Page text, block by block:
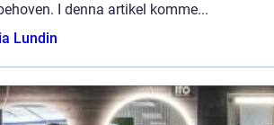
I denna artikel komme...
Lundin